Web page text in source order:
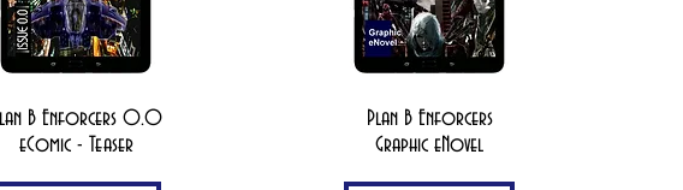
B Enforcers 0.0
eComic - Teaser
Plan B Enforcers
Graphic eNovel